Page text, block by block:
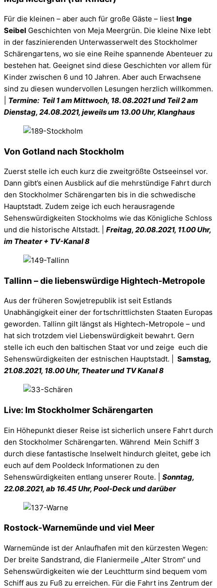
Für die kleinen – aber auch für große Gäste – liest Inge
Seibel Geschichten von Meja Meergrün. Die kleine Nixe lebt
in der faszinierenden Unterwasserwelt des Stockholmer
Schärengartens, wo sie eine Reihe spannende Abenteuer zu
bestehen hat. Geeignet sind diese Geschichten vor allem für
Kinder zwischen 6 und 10 Jahren. Aber auch Erwachsene
sind zu diesen wundervollen Lesungen herzlich willkommen.
Termine: Teil 1 am Mittwoch, 18. 08.2021und Teil 2 am
Dienstag, 24.08.2021, jeweils um 13.00 Uhr, Klanghaus
Von Gotland nach Stockholm
Zuerst stelle ich euch kurz die zweitgrößte Ostseeinsel vor.
Dann gibt’s einen Ausblick auf die mehrstündige Fahrt durch
den Stockholmer Schärengarten bis in die schwedische
Hauptstadt. Zudem zeige ich euch herausragende
Sehenswürdigkeiten Stockholms wie das Königliche Schloss
und die historische Altstadt. | Freitag, 20.08.2021, 11.00 Uhr,
im Theater + TV-Kanal 8
Tallinn – die liebenswürdige Hightech-Metropole
Aus der früheren Sowjetrepublik ist seit Estlands
Unabhängigkeit einer der fortschrittlichsten Staaten Europas
geworden. Tallinn gilt längst als Hightech-Metropole – und
hat sich trotzdem viel Liebenswürdigkeit bewahrt. Gern
stelle ich euch den baltischen Staat vor und zeige euch die
Sehenswürdigkeiten der estnischen Hauptstadt. |
Samstag,
21.08.2021, 18.00 Uhr, Theater und TV Kanal 8
Live: Im Stockholmer Schärengarten
Ein Höhepunkt dieser Reise ist sicherlich unsere Fahrt durch
den Stockholmer Schärengarten. Während Mein Schiff 3
durch diese fantastische Inselwelt hindurch gleitet, gebe ich
euch auf dem Pooldeck Informationen zu den
Sehenswürdigkeiten entlang unserer Route. | Sonntag,
22.08.2021, ab 16.45 Uhr, Pool-Deck und darüber
Rostock-Warnemünde und viel Meer
Warnemünde ist der Anlaufhafen mit den kürzesten Wegen:
Der breite Sandstrand, die Flaniermeile „Alter Strom“ und
Sehenswürdigkeiten wie der Leuchtturm sind bequem vom
Schiff aus zu Fuß zu erreichen. Für die Fahrt ins Zentrum der